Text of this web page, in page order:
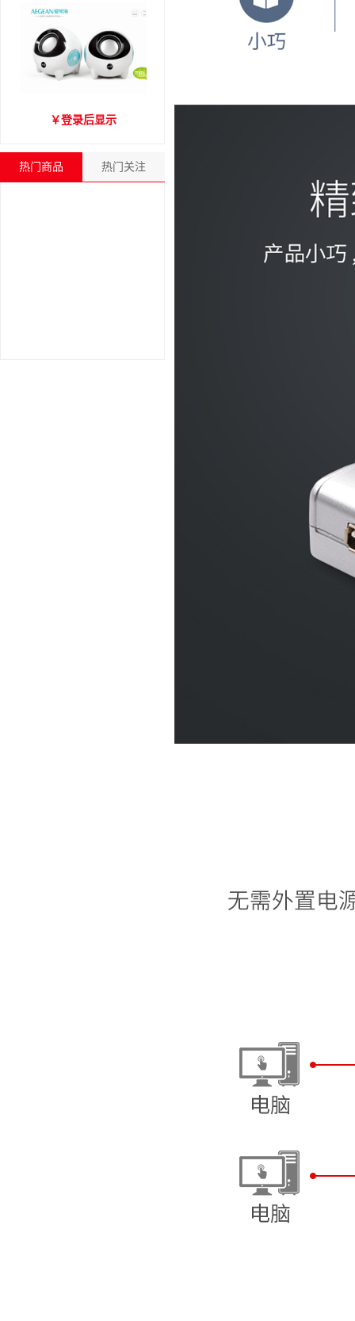
爱琴海A2000音箱
￥登录后显示
热门商品 热门关注